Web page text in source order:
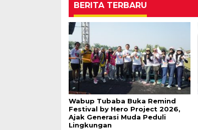
BERITA TERBARU
Wabup Tubaba Buka Remind
Festival by Hero Project 2026,
Ajak Generasi Muda Peduli
Lingkungan